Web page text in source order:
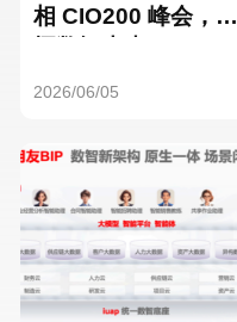
相 CIO200 峰会，共
2026/06/05